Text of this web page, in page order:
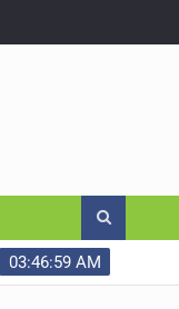
03:47:00 AM